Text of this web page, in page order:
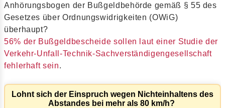
Anhörungsbogen der Bußgeldbehörde gemäß § 55 des
Gesetzes über Ordnungswidrigkeiten (OWiG)
überhaupt?
56% der Bußgeldbescheide sollen laut einer Studie der
Verkehr-Unfall-Technik-Sachverständigengesellschaft
fehlerhaft sein.
Lohnt sich der Einspruch wegen Nichteinhaltens des
Abstandes bei mehr als 80 km/h?